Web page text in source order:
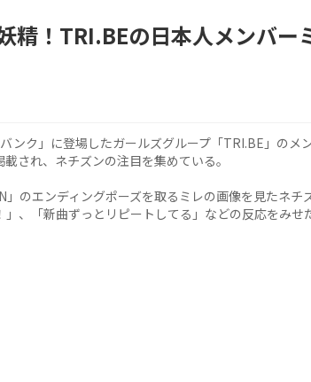
精！TRI.BEの日本人メンバ
ンク」に登場したガールズグループ「TRI.BE」のメ
され、ネチズンの注目を集めている。
」のエンディングポーズを取るミレの画像を見たネ
、「新曲ずっとリピートしてる」などの反応をみせ